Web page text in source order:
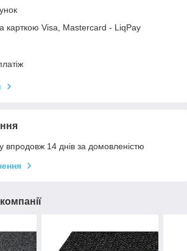
карткою Visa, Mastercard - LiqPay
впродовж 14 днів за домовленістю